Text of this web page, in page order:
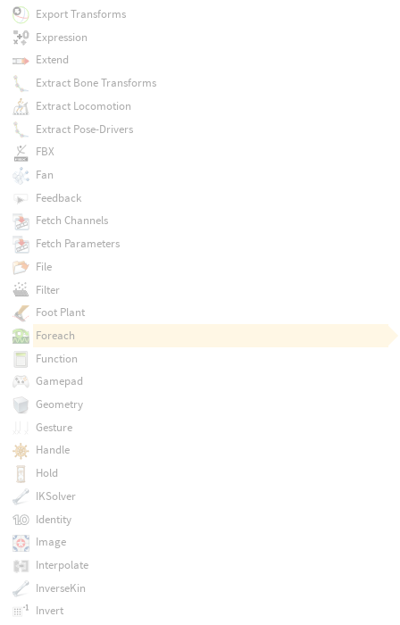
Export Transforms
Expression
Extend
Extract Bone Transforms
Extract Locomotion
Extract Pose-Drivers
FBX
Fan
Feedback
Fetch Channels
Fetch Parameters
File
Filter
Foot Plant
Foreach
Function
Gamepad
Geometry
Gesture
Handle
Hold
IKSolver
Identity
Image
Interpolate
InverseKin
Invert